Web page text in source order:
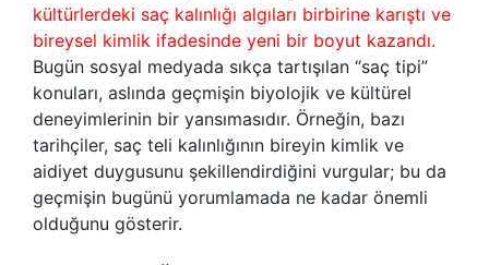
kültürlerdeki saç kalınlığı algıları birbirine karıştı ve
bireysel kimlik ifadesinde yeni bir boyut kazandı.
Bugün sosyal medyada sıkça tartışılan “saç tipi”
konuları, aslında geçmişin biyolojik ve kültürel
deneyimlerinin bir yansımasıdır. Örneğin, bazı
tarihçiler, saç teli kalınlığının bireyin kimlik ve
aidiyet duygusunu şekillendirdiğini vurgular; bu da
geçmişin bugünü yorumlamada ne kadar önemli
olduğunu gösterir.